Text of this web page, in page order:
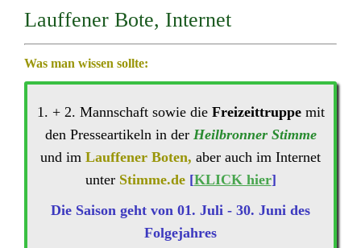
Lauffener Bote, Internet
Was man wissen sollte:
1. + 2. Mannschaft sowie die Freizeittruppemit
den Presseartikeln in der Heilbronner Stimme
und im Lauffener Boten, aber auch im Internet
unter Stimme.de [KLICK hier]
Die Saison geht von 01. Juli - 30. Juni des
Folgejahres